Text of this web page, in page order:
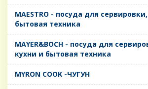
MAESTRO - посуда для
бытовая техника
MAYER&BOCH - посуда для
кухни и бытовая техника
MYRON COOK -ЧУГУН